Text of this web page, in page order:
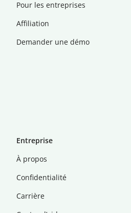
Pour les entreprises
Affiliation
Demander une démo
Entreprise
À propos
Confidentialité
Carrière